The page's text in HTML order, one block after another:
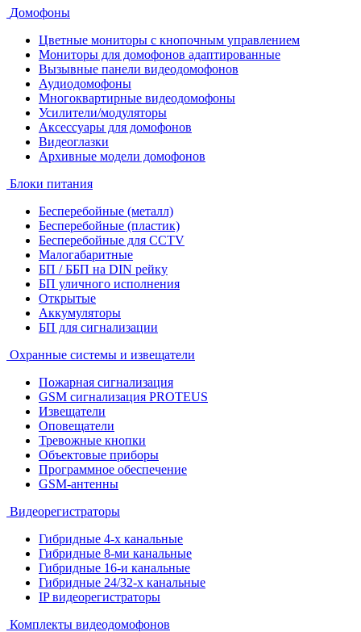
Домофоны
Цветные мониторы с кнопочным управлением
Мониторы для домофонов адаптированные
Вызывные панели видеодомофонов
Аудиодомофоны
Многоквартирные видеодомофоны
Усилители/модуляторы
Аксессуары для домофонов
Видеоглазки
Архивные модели домофонов
Блоки питания
Бесперебойные (металл)
Бесперебойные (пластик)
Бесперебойные для CCTV
Малогабаритные
БП / ББП на DIN рейку
БП уличного исполнения
Открытые
Аккумуляторы
БП для сигнализации
Охранные системы и извещатели
Пожарная сигнализация
GSM сигнализация PROTEUS
Извещатели
Оповещатели
Тревожные кнопки
Объектовые приборы
Программное обеспечение
GSM-антенны
Видеорегистраторы
Гибридные 4-х канальные
Гибридные 8-ми канальные
Гибридные 16-и канальные
Гибридные 24/32-х канальные
IP видеорегистраторы
Комплекты видеодомофонов